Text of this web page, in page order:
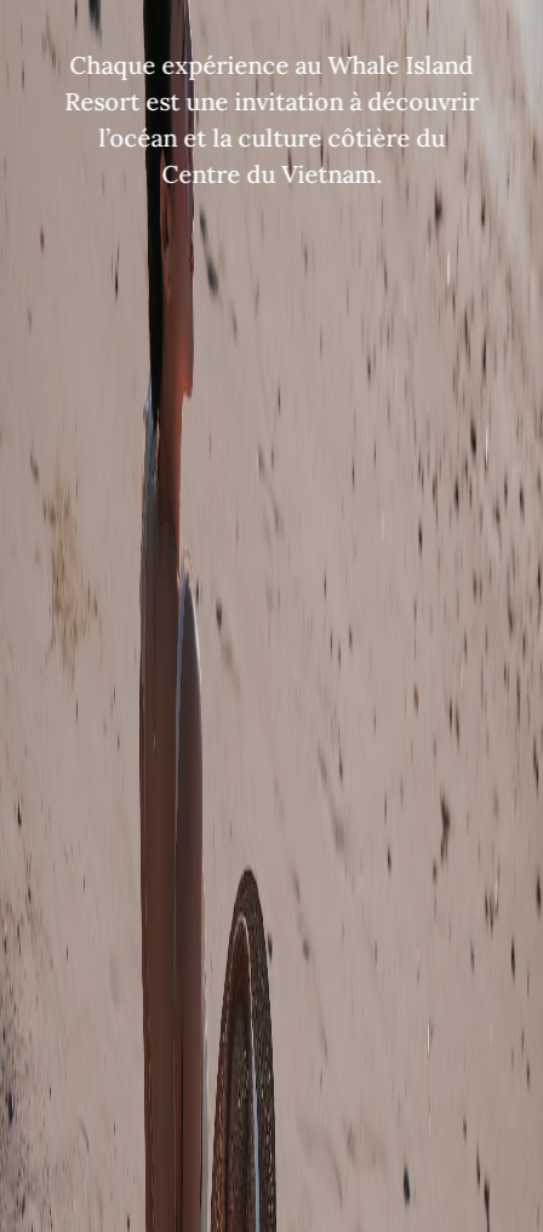
Chaque expérience au Whale Island
Resort est une invitation à découvrir
l’océan et la culture côtière du
Centre du Vietnam.